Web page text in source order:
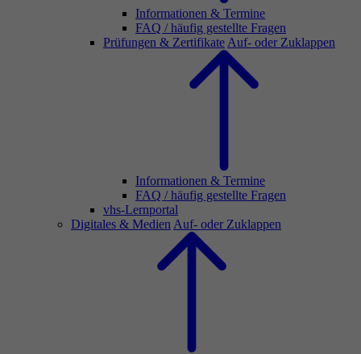
Informationen & Termine
FAQ / häufig gestellte Fragen
Prüfungen & Zertifikate Auf- oder Zuklappen
Informationen & Termine
FAQ / häufig gestellte Fragen
vhs-Lernportal
Digitales & Medien Auf- oder Zuklappen